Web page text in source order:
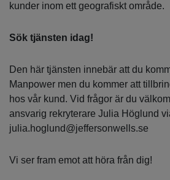
kunder inom ett geografiskt område.
Sök tjänsten idag!
Den här tjänsten innebär att du
Manpower men du kommer att
hos vår kund. Vid frågor är du
ansvarig rekryterare Julia Höglund
julia.hoglund@jeffersonwells.se
Vi ser fram emot att höra från dig!